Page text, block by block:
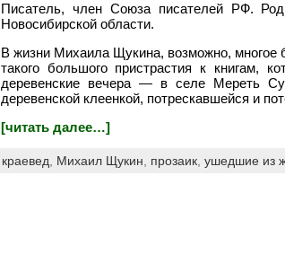
Писатель, член Союза писателей РФ.
Новосибирской области.
В жизни Михаила Щукина, возможно,
такого большого пристрастия к книгам,
деревенские вечера — в селе Мереть
деревенской клеенкой, потрескавшейся и
[читать далее…]
краевед Михаил Щукин прозаик, ушедшие из